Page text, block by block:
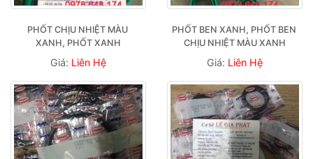
PHỐT CHỊU NHIỆT MÀU
XANH, PHỐT XANH
Giá: Liên Hệ
PHỐT BEN XANH, PHỐT BEN
CHỊU NHIỆT MÀU XANH
Giá: Liên Hệ